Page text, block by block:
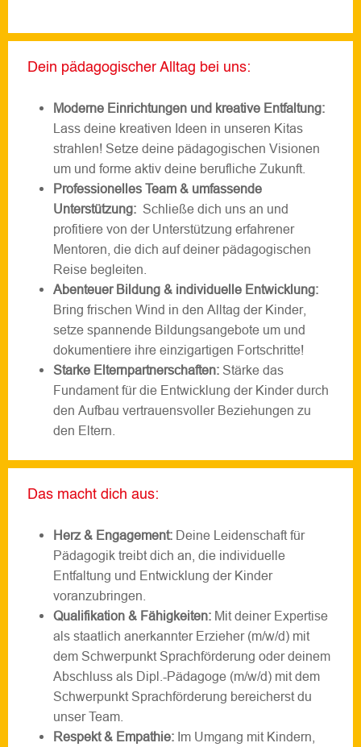
Dein pädagogischer Alltag bei uns:
Moderne Einrichtungen und kreative Entfaltung:
Lass deine kreativen Ideen in unseren Kitas
strahlen! Setze deine pädagogischen Visionen
um und forme aktiv deine berufliche Zukunft.
Professionelles Team & umfassende
Unterstützung: Schließe dich uns an und
profitiere von der Unterstützung erfahrener
Mentoren, die dich auf deiner pädagogischen
Reise begleiten.
Abenteuer Bildung & individuelle Entwicklung:
Bring frischen Wind in den Alltag der Kinder,
setze spannende Bildungsangebote um und
dokumentiere ihre einzigartigen Fortschritte!
Starke Elternpartnerschaften: Stärke das
Fundament für die Entwicklung der Kinder durch
den Aufbau vertrauensvoller Beziehungen zu
den Eltern.
Das macht dich aus:
Herz & Engagement: Deine Leidenschaft für
Pädagogik treibt dich an, die individuelle
Entfaltung und Entwicklung der Kinder
voranzubringen.
Qualifikation & Fähigkeiten: Mit deiner Expertise
als staatlich anerkannter Erzieher (m/w/d) mit
dem Schwerpunkt Sprachförderung oder deinem
Abschluss als Dipl.-Pädagoge (m/w/d) mit dem
Schwerpunkt Sprachförderung bereicherst du
unser Team.
Respekt & Empathie: Im Umgang mit Kindern,